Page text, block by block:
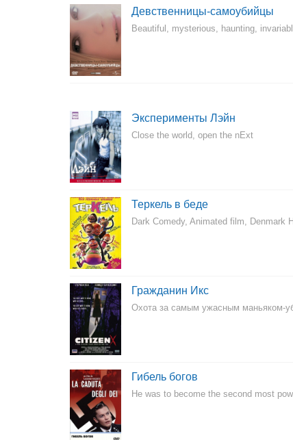
Девственницы-самоубийцы
Beautiful, mysterious, haunting,
Эксперименты Лэйн
Close the world, open the nExt
Теркель в беде
Dark Comedy, Animated film, Denmark
Гражданин Икс
Охота за самым ужасным маньяком-
Гибель богов
He was to become the second most